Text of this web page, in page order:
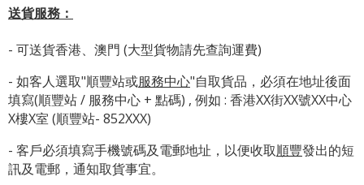
送貨服務：
- 可送貨香港、澳門 (大型貨物請先查詢運費)
- 如客人選取"順豐站或服務中心"自取貨品，必須在地址後面
填寫(順豐站 / 服務中心 + 點碼) , 例如 : 香港XX街XX號XX中心
X樓X室 (順豐站- 852XXX)
- 客戶必須填寫手機號碼及電郵地址，以便收取順豐發出的短
訊及電郵，通知取貨事宜。